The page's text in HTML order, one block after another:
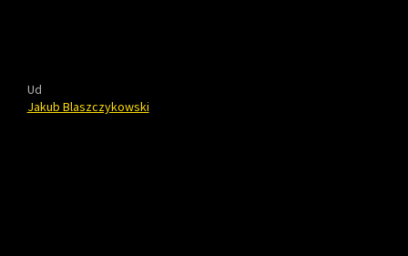
Ud
Jakub Blaszczykowski